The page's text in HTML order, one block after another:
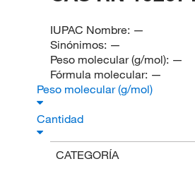
IUPAC Nombre: —
Sinónimos: —
Peso molecular (g/mol): —
Fórmula molecular: —
Peso molecular (g/mol)
Cantidad
CATEGORÍA